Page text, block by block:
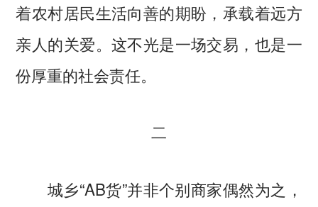
着农村居民生活向善的期盼，承载着远方
亲人的关爱。这不光是一场交易，也是一
份厚重的社会责任。
二
城乡“AB货”并非个别商家偶然为之，